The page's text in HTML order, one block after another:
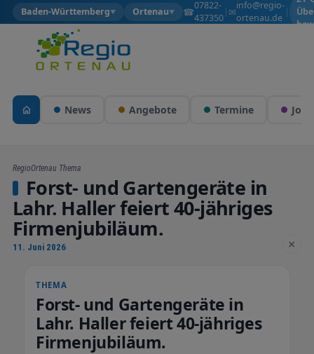
Baden-Württemberg▼ Ortenau▼ ☎07822-
437350
| ✉info@regio-
ortenau.de
|
News Angebote Termine Jobs
RegioOrtenau Thema
Forst- und Gartengeräte in
Lahr. Haller feiert 40-jähriges
Firmenjubiläum.
11. Juni 2026 ×
THEMA
Forst- und Gartengeräte in
Lahr. Haller feiert 40-jähriges
Firmenjubiläum.